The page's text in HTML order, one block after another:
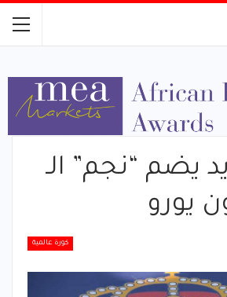
يضم “نجم” الـ
كورة عالمية